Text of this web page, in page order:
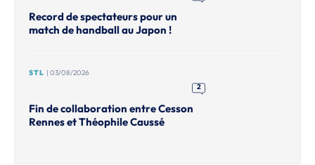
Record de spectateurs pour un
match de handball au Japon !
STL | 03/08/2026
2
Fin de collaboration entre Cesson
Rennes et Théophile Caussé